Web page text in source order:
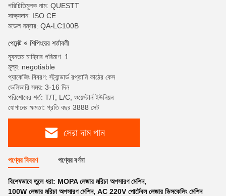
পরিচিতিমুলক নাম: QUESTT
সাক্ষ্যদান: ISO CE
মডেল নম্বার: QA-LC100B
পেমেন্ট ও শিপিংয়ের শর্তাবলী
ন্যূনতম চাহিদার পরিমাণ: 1
মূল্য: negotiable
প্যাকেজিং বিবরণ: স্ট্যান্ডার্ড রপ্তানি কাঠের কেস
ডেলিভারি সময়: 3-16 দিন
পরিশোধের শর্ত: T/T, L/C, ওয়েস্টার্ন ইউনিয়ন
যোগানের ক্ষমতা: প্রতি বছর 3888 সেট
সেরা দাম পান
পণ্যের বিবরণ পণ্যের বর্ণনা
বিশেষভাবে তুলে ধরা: MOPA লেজার মরিচা অপসারণ মেশিন,
100W লেজার মরিচা অপসারণ মেশিন, AC 220V পোর্টেবল লেজার ডিসকেলিং মেশিন